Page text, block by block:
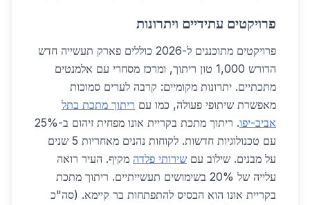
פרויקטים עתידיים ויתרונות
פרויקטים מתוכננים ל-2026 כוללים פארק תעשייה חדש
הדורש 1,000 טון ריתוך, ומרכז מסחרי עם אלמנטים
מתכתיים. יתרונות מקומיים: קרבה לערים סמוכות
מאפשרת שיתופי פעולה, כמו עם ריתוך מתכת בתל
אביב-יפו
. ריתוך מתכת בקריית אונו מפחית זיהום ב-25%
עם טכנולוגיות חדשות. לקוחות נהנים מאחריות 5 שנים
על מבנים. שילוב עם שירותי פלדה מקיף. העיר רואה
עלייה של 20% בשימושים תעשייתיים. ריתוך מתכת
בקריית אונו הוא הבסיס להתפתחות בר קיימא. (סה"כ